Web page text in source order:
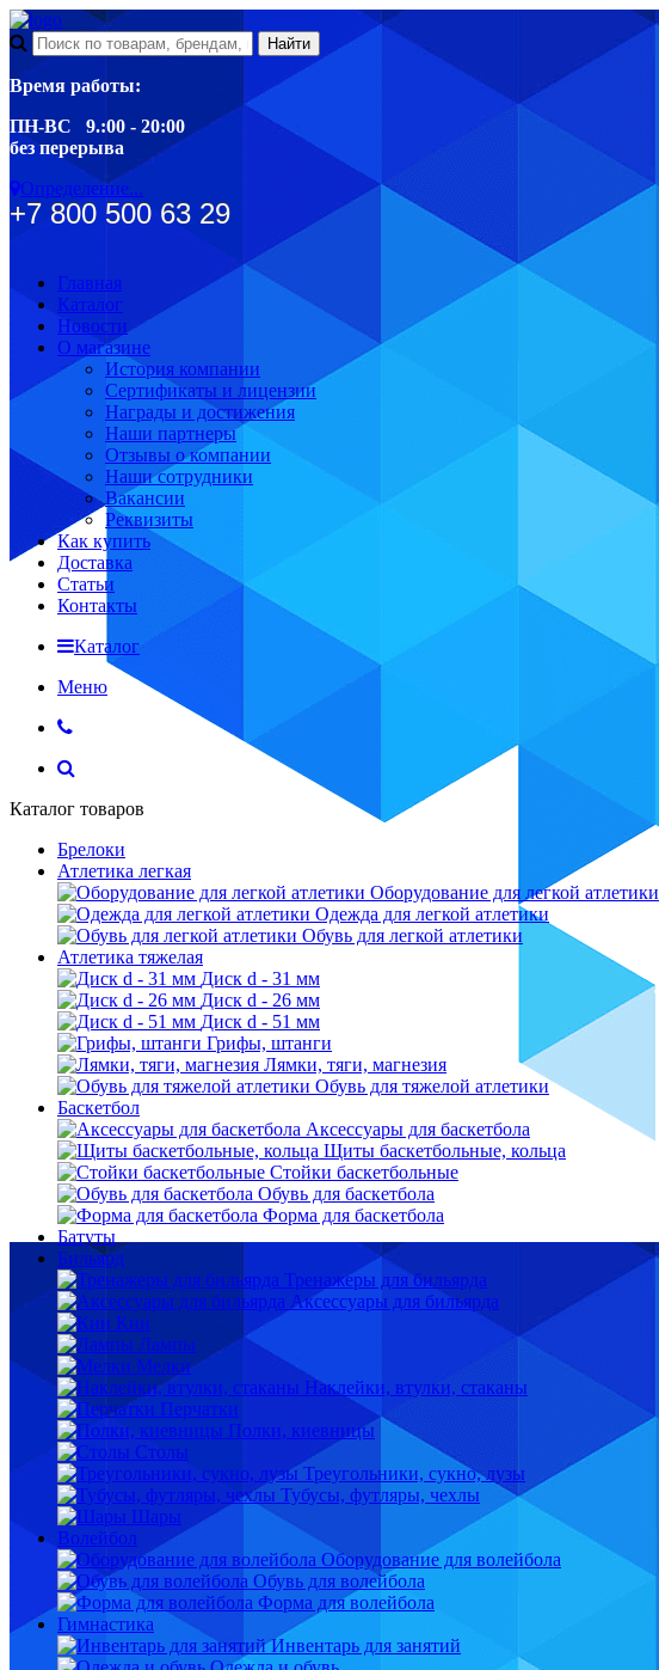
Время работы:
ПН-ВС 9.:00 - 20:00
без перерыва
Определение...
+7 800 500 63 29
Главная
Каталог
Новости
О магазине
История компании
Сертификаты и лицензии
Награды и достижения
Наши партнеры
Отзывы о компании
Наши сотрудники
Вакансии
Реквизиты
Как купить
Доставка
Статьи
Контакты
Каталог
Меню
Каталог товаров
Брелоки
Атлетика легкая
Оборудование для легкой атлетики
Одежда для легкой атлетики
Обувь для легкой атлетики
Атлетика тяжелая
Диск d - 31 мм
Диск d - 26 мм
Диск d - 51 мм
Грифы, штанги
Лямки, тяги, магнезия
Обувь для тяжелой атлетики
Баскетбол
Аксессуары для баскетбола
Щиты баскетбольные, кольца
Стойки баскетбольные
Обувь для баскетбола
Форма для баскетбола
Батуты
Бильярд
Тренажеры для бильярда
Аксессуары для бильярда
Кии
Лампы
Мелки
Наклейки, втулки, стаканы
Перчатки
Полки, киевницы
Столы
Треугольники, сукно, лузы
Тубусы, футляры, чехлы
Шары
Волейбол
Оборудование для волейбола
Обувь для волейбола
Форма для волейбола
Гимнастика
Инвентарь для занятий